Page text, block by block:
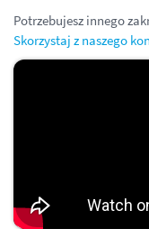
Potrzebujesz innego
Skorzystaj z naszego